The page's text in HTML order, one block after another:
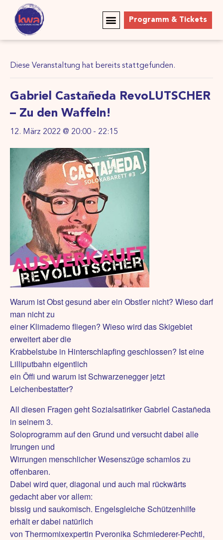
Programm & Tickets
Diese Veranstaltung hat bereits stattgefunden.
Gabriel Castañeda RevoLUTSCHER
– Zu den Waffeln!
12. März 2022 @ 20:00 - 22:15
Warum ist Obst gesund aber ein Obstler nicht? Wieso darf
man nicht zu
einer Klimademo fliegen? Wieso wird das Skigebiet
erweitert aber die
Krabbelstube in Hinterschlapfing geschlossen? Ist eine
Lilliputbahn eigentlich
ein Öffi und warum ist Schwarzenegger jetzt
Leichenbestatter?
All diesen Fragen geht Sozialsatiriker Gabriel Castañeda
in seinem 3.
Soloprogramm auf den Grund und versucht dabei alle
Irrungen und
Wirrungen menschlicher Wesenszüge schamlos zu
offenbaren.
Dabei wird quer, diagonal und auch mal rückwärts
gedacht aber vor allem:
bissig und saukomisch. Engelsgleiche Schützenhilfe
erhält er dabei natürlich
von Thermomixexpertin Pveronika Schmiederer-Pechtl,